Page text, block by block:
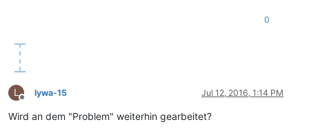
0
L
Offline
lywa-15 Jul 12, 2016, 1:14 PM
Wird an dem "Problem" weiterhin gearbeitet?